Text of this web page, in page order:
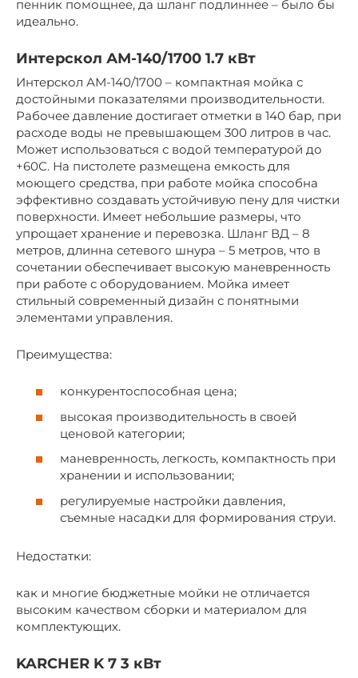
пенник помощнее, да шланг подлиннее – было бы
идеально.
Интерскол АМ-140/1700 1.7 кВт
Интерскол АМ-140/1700 – компактная мойка с
достойными показателями производительности.
Рабочее давление достигает отметки в 140 бар, при
расходе воды не превышающем 300 литров в час.
Может использоваться с водой температурой до
+60С. На пистолете размещена емкость для
моющего средства, при работе мойка способна
эффективно создавать устойчивую пену для чистки
поверхности. Имеет небольшие размеры, что
упрощает хранение и перевозка. Шланг ВД – 8
метров, длинна сетевого шнура – 5 метров, что в
сочетании обеспечивает высокую маневренность
при работе с оборудованием. Мойка имеет
стильный современный дизайн с понятными
элементами управления.
Преимущества:
конкурентоспособная цена;
высокая производительность в своей
ценовой категории;
маневренность, легкость, компактность при
хранении и использовании;
регулируемые настройки давления,
съемные насадки для формирования струи.
Недостатки:
как и многие бюджетные мойки не отличается
высоким качеством сборки и материалом для
комплектующих.
KARCHER K 7 3 кВт